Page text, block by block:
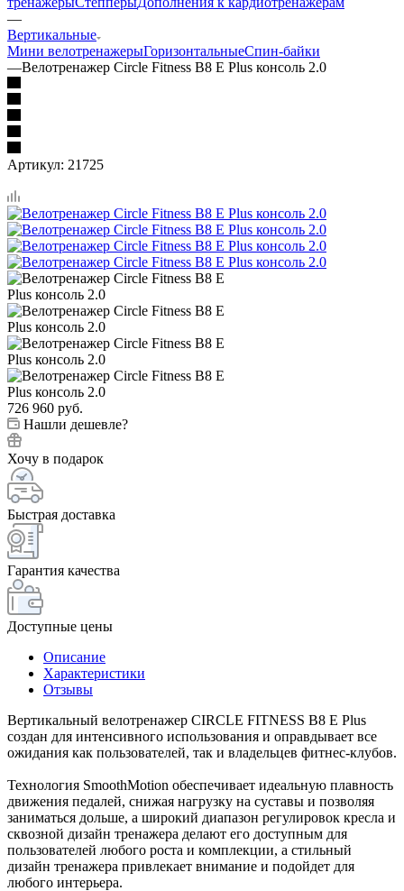
—
Вертикальные
Мини велотренажерыГоризонтальныеСпин-байки
—Велотренажер Circle Fitness B8 E Plus консоль 2.0
Артикул: 21725
726 960 руб.
Нашли дешевле?
Хочу в подарок
Быстрая доставка
Гарантия качества
Доступные цены
Описание
Характеристики
Отзывы
Вертикальный велотренажер CIRCLE FITNESS B8 E Plus
создан для интенсивного использования и оправдывает все
ожидания как пользователей, так и владельцев фитнес-клубов.
Технология SmoothMotion обеспечивает идеальную плавность
движения педалей, снижая нагрузку на суставы и позволяя
заниматься дольше, а широкий диапазон регулировок кресла и
сквозной дизайн тренажера делают его доступным для
пользователей любого роста и комплекции, а стильный
дизайн тренажера привлекает внимание и подойдет для
любого интерьера.